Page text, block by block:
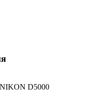
D5000